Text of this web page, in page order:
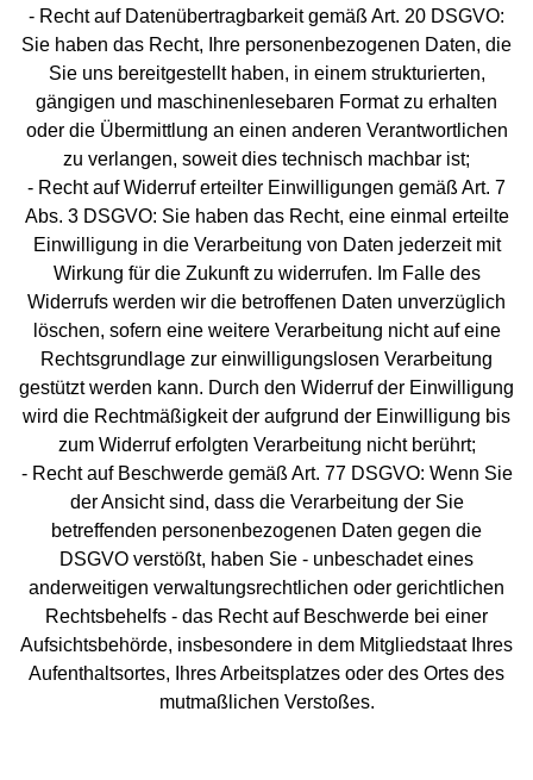
- Recht auf Datenübertragbarkeit gemäß Art. 20 DSGVO:
Sie haben das Recht, Ihre personenbezogenen Daten, die
Sie uns bereitgestellt haben, in einem strukturierten,
gängigen und maschinenlesebaren Format zu erhalten
oder die Übermittlung an einen anderen Verantwortlichen
zu verlangen, soweit dies technisch machbar ist;
- Recht auf Widerruf erteilter Einwilligungen gemäß Art. 7
Abs. 3 DSGVO: Sie haben das Recht, eine einmal erteilte
Einwilligung in die Verarbeitung von Daten jederzeit mit
Wirkung für die Zukunft zu widerrufen. Im Falle des
Widerrufs werden wir die betroffenen Daten unverzüglich
löschen, sofern eine weitere Verarbeitung nicht auf eine
Rechtsgrundlage zur einwilligungslosen Verarbeitung
gestützt werden kann. Durch den Widerruf der Einwilligung
wird die Rechtmäßigkeit der aufgrund der Einwilligung bis
zum Widerruf erfolgten Verarbeitung nicht berührt;
- Recht auf Beschwerde gemäß Art. 77 DSGVO: Wenn Sie
der Ansicht sind, dass die Verarbeitung der Sie
betreffenden personenbezogenen Daten gegen die
DSGVO verstößt, haben Sie - unbeschadet eines
anderweitigen verwaltungsrechtlichen oder gerichtlichen
Rechtsbehelfs - das Recht auf Beschwerde bei einer
Aufsichtsbehörde, insbesondere in dem Mitgliedstaat Ihres
Aufenthaltsortes, Ihres Arbeitsplatzes oder des Ortes des
mutmaßlichen Verstoßes.